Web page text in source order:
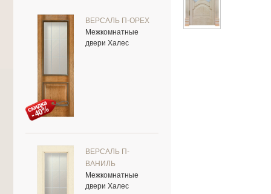
ВЕРСАЛЬ П-ОРЕХ
Межкомнатные
двери Халес
ВЕРСАЛЬ П-
ВАНИЛЬ
Межкомнатные
двери Халес